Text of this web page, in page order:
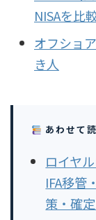
NISAを比
オフショ
き人
あわせて
ロイヤ
IFA移管
策・確